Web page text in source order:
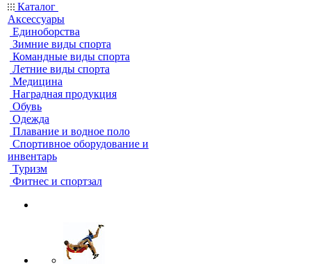
Каталог
Аксессуары
Единоборства
Зимние виды спорта
Командные виды спорта
Летние виды спорта
Медицина
Наградная продукция
Обувь
Одежда
Плавание и водное поло
Спортивное оборудование и
инвентарь
Туризм
Фитнес и спортзал